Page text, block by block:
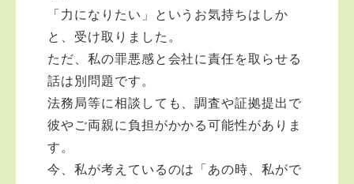
「力になりたい」というお気持ちはしか
と、受け取りました。
ただ、私の罪悪感と会社に責任を取らせる
話は別問題です。
法務局等に相談しても、調査や証拠提出で
彼やご両親に負担がかかる可能性がありま
す。
今、私が考えているのは「あの時、私がで